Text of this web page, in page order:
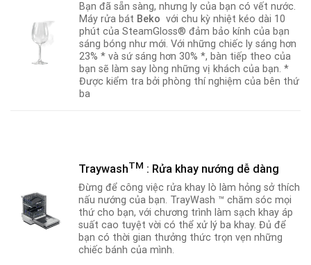
Bạn đã sẵn sàng, nhưng ly của bạn có vết nước.
Máy rửa bát Bekovới chu kỳ nhiệt kéo dài 10
phút của SteamGloss® đảm bảo kính của bạn
sáng bóng như mới. Với những chiếc ly sáng hơn
23% * và sứ sáng hơn 30% *, bàn tiếp theo của
bạn sẽ làm say lòng những vị khách của bạn. *
Được kiểm tra bởi phòng thí nghiệm của bên thứ
ba
TraywashTM : Rửa khay nướng dễ dàng
Đừng để công việc rửa khay lò làm hỏng sở thích
nấu nướng của bạn. TrayWash ™ chăm sóc mọi
thứ cho bạn, với chương trình làm sạch khay áp
suất cao tuyệt vời có thể xử lý ba khay. Đủ để
bạn có thời gian thưởng thức trọn vẹn những
chiếc bánh của mình.